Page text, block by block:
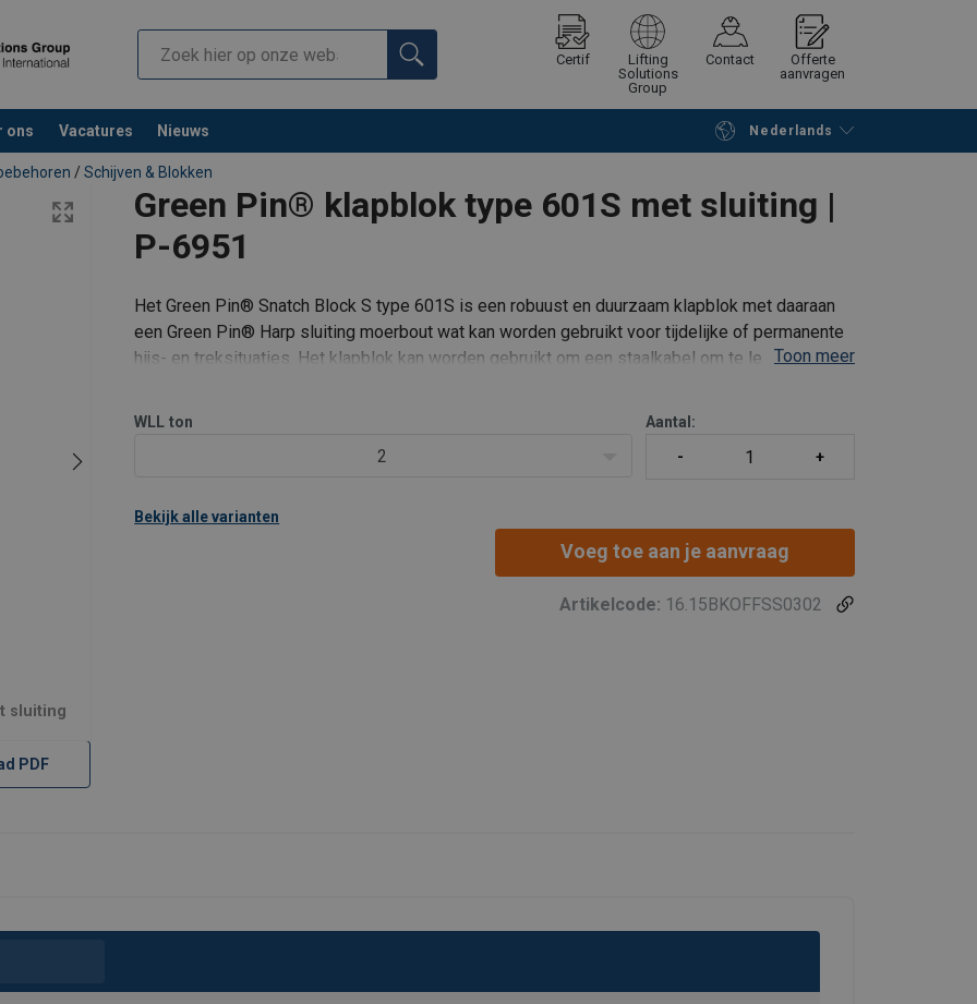
Certif
Lifting
Solutions
Group
Contact
Offerte
aanvragen
ons Vacatures Nieuws Nederlands
Verder winkelen Vraag offerte aan
/ Schijven & Blokken
Green Pin® klapblok type 601S met sluiting |
P-6951
sluiting
PDF
Het Green Pin® Snatch Block S type 601S is een robuust en duurzaam klapblok met daaraan
een Green Pin® Harp sluiting moerbout wat kan worden gebruikt voor tijdelijke of permanente
hijs- en treksituaties. Het klapblok kan worden gebruikt om een staalkabel om te leiden of om
Toon meer
WLL ton
2
Aantal:
Bekijk alle varianten
Voeg toe aan je aanvraag
Artikelcode: 16.15BKOFFSS0302